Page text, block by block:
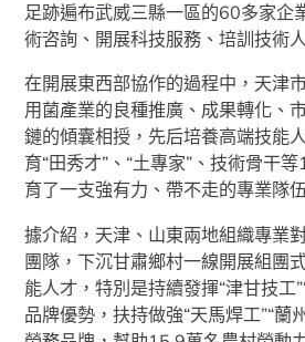
足跡遍布武威三縣一區的60多家企
術咨詢、開展科技服務、培訓技術
在開展東西部協作的過程中，天津
用菌產業的良種推廣、成果轉化、
鏈的傾囊相授，先后培養高端技能
育“田秀才”、“土專家”、技術骨干
育了一支強有力、帶不走的專業隊
據介紹，天津、山東兩地組織專業
團隊，下沉甘肅鄉村一線開展組團
能人才，特別是持續發揮“津甘技工
品牌優勢，扶持做強“天馬焊工”“蘭